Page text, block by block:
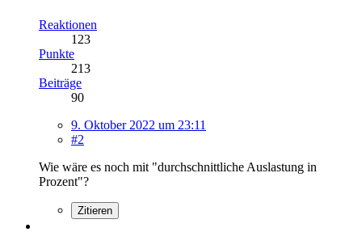
Reaktionen
123
Punkte
213
Beiträge
90
9. Oktober 2022 um 23:11
#2
Wie wäre es noch mit "durchschnittliche Auslastung in
Prozent"?
Zitieren